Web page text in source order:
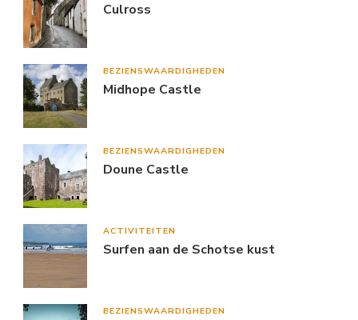
Culross
BEZIENSWAARDIGHEDEN
Midhope Castle
BEZIENSWAARDIGHEDEN
Doune Castle
ACTIVITEITEN
Surfen aan de Schotse kust
BEZIENSWAARDIGHEDEN